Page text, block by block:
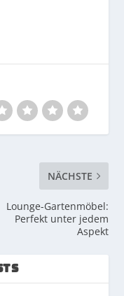
NÄCHSTE
Lounge-Gartenmöbel:
Perfekt unter jedem
Aspekt